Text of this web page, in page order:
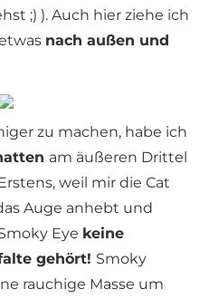
;) ). Auch hier ziehe ich
nach außen und
zu machen, habe ich
am äußeren Drittel
weil mir die Cat
Auge anhebt und
Eye keine
gehört! Smoky
rauchige Masse um